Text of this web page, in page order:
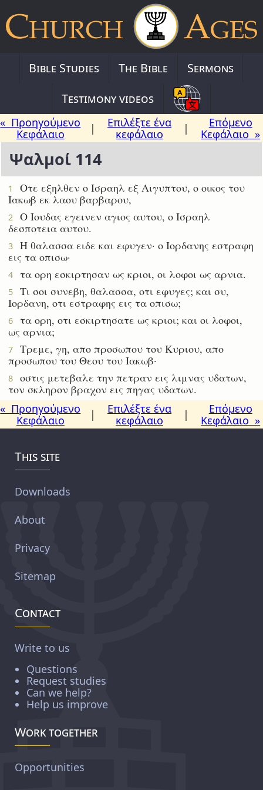
Bible Studies The Bible
Sermons
Testimony videos
« Προηγούμενο
Κεφάλαιο
|
Επιλέξτε ένα
κεφάλαιο
|
Επόμενο
Κεφάλαιο »
Ψαλμοί 114
1
Οτε εξηλθεν ο Ισραηλ εξ Αιγυπτου, ο οικος του
Ιακωβ εκ λαου βαρβαρου,
2
Ο Ιουδας εγεινεν αγιος αυτου, ο Ισραηλ
δεσποτεια αυτου.
3
Η θαλασσα ειδε και εφυγεν· ο Ιορδανης εστραφη
εις τα οπισω·
4 τα ορη εσκιρτησαν ως κριοι, οι λοφοι ως αρνια.
5
Τι σοι συνεβη, θαλασσα, οτι εφυγες; και συ,
Ιορδανη, οτι εστραφης εις τα οπισω;
6
τα ορη, οτι εσκιρτησατε ως κριοι; και οι λοφοι,
ως αρνια;
7
Τρεμε, γη, απο προσωπου του Κυριου, απο
προσωπου του Θεου του Ιακωβ·
8
οστις μετεβαλε την πετραν εις λιμνας υδατων,
τον σκληρον βραχον εις πηγας υδατων.
« Προηγούμενο
Κεφάλαιο
|
Επιλέξτε ένα
κεφάλαιο
|
Επόμενο
Κεφάλαιο »
This site
Downloads
About
Privacy
Sitemap
Contact
Write to us
Questions
Request studies
Can we help?
Help us improve
Work together
Opportunities